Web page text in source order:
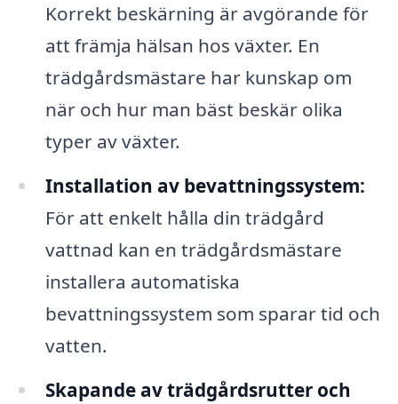
Korrekt beskärning är avgörande för
att främja hälsan hos växter. En
trädgårdsmästare har kunskap om
när och hur man bäst beskär olika
typer av växter.
Installation av bevattningssystem:
För att enkelt hålla din trädgård
vattnad kan en trädgårdsmästare
installera automatiska
bevattningssystem som sparar tid och
vatten.
Skapande av trädgårdsrutter och